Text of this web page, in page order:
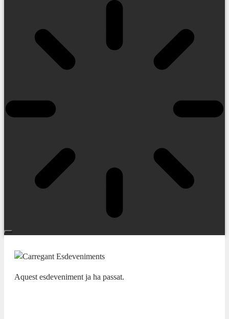
Aquest esdeveniment ja ha passat.